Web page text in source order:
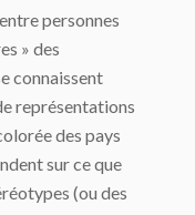
personnes
» des
connaissent
représentations
des pays
sur ce que
(ou des